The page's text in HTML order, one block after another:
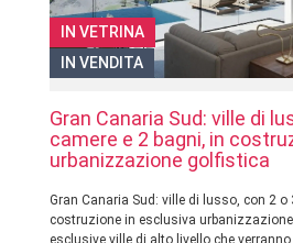
IN VETRINA
IN VENDITA
Gran Canaria Sud: ville di
camere e 2 bagni, in
urbanizzazione golfistica
Gran Canaria Sud: ville di lusso, con 2 o
costruzione in esclusiva
esclusive ville di alto livello che